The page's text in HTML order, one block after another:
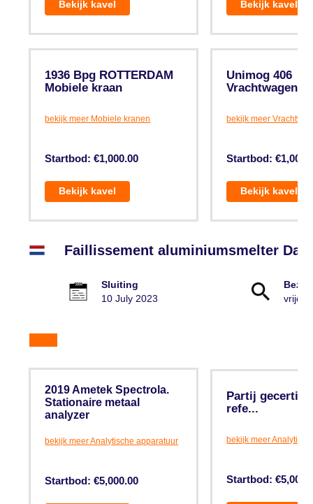
Bekijk kavel Bekijk kavel
1936 Bpg ROTTERDAM
Mobiele kraan
bekijk meer Mobiele kranen
Startbod: €1,000.00
Bekijk kavel
Unimog 406
Vrachtwagen,
bekijk meer
Startbod:
Bekijk kavel
Faillissement aluminiumsmelter
Sluiting
10 July 2023
2019 Ametek Spectrola.
Stationaire metaal
analyzer
bekijk meer Analytische apparatuur
Startbod: €5,000.00
Partij
refe...
bekijk meer
Startbod: